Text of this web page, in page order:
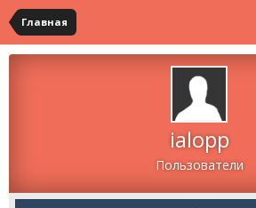
Главная
ialopp
Пользователи